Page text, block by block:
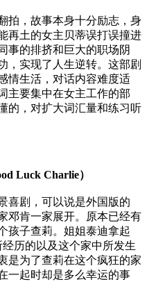
拍，故事本身十分励志，身
再土的女主贝蒂误打误撞进
事的排挤和巨大的职场阴
，实现了人生逆转。这部剧
情生活，对话内容难度适
主要集中在女主工作的部
的，对扩大词汇量和练习听
Luck Charlie）
喜剧，可以说是外国版的
邓肯一家展开。原本已经有
孩子查莉。姐姐泰迪拿起
历的以及这个家中所发生
是为了查莉在这个疯狂的家
一起时却是多么幸运的事